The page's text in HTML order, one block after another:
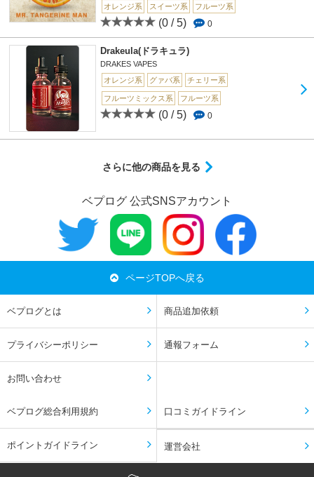
オレンジ系
スイーツ系 フルーツ系
(0 / 5) 0
Drakeula(ドラキュラ)
DRAKES VAPES
オレンジ系
グァバ系 チェリー系
フルーツミックス系 フルーツ系
(0 / 5) 0
さらに他の商品を見る
ベプログ 公式SNSアカウント
ページTOPへ戻る
ベプログとは 商品追加依頼
プライバシーポリシー 通報フォーム
お問い合わせ
ベプログ総合利用規約 口コミガイドライン
ポイントガイドライン 運営会社